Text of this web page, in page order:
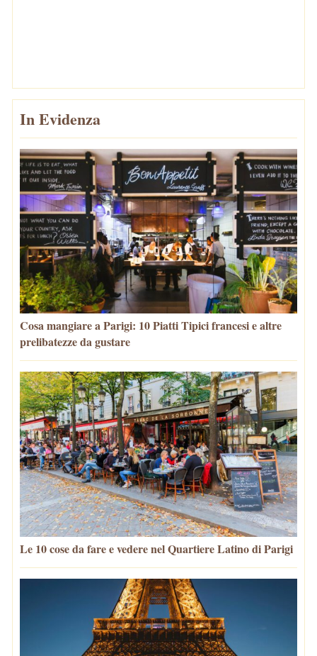
In Evidenza
Cosa mangiare a Parigi: 10 Piatti Tipici francesi e altre
prelibatezze da gustare
Le 10 cose da fare e vedere nel Quartiere Latino di Parigi